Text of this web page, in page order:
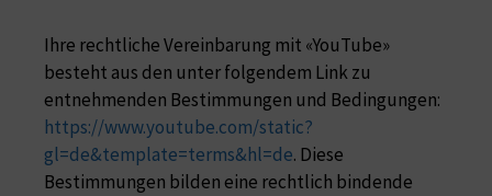
Ihre rechtliche Vereinbarung mit «YouTube»
besteht aus den unter folgendem Link zu
entnehmenden Bestimmungen und Bedingungen:
https://www.youtube.com/static?
gl=de&template=terms&hl=de. Diese
Bestimmungen bilden eine rechtlich bindende